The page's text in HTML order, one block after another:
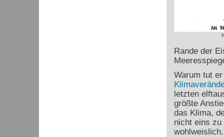
Rande der
Warum tut
letzten
größte
das Klima,
nicht eins
wohlweislich.